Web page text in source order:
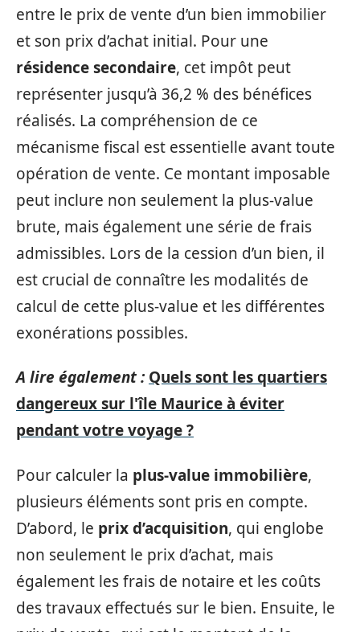
entre le prix de vente d’un bien immobilier
et son prix d’achat initial. Pour une
résidence secondaire, cet impôt peut
représenter jusqu’à 36,2 % des bénéfices
réalisés. La compréhension de ce
mécanisme fiscal est essentielle avant toute
opération de vente. Ce montant imposable
peut inclure non seulement la plus-value
brute, mais également une série de frais
admissibles. Lors de la cession d’un bien, il
est crucial de connaître les modalités de
calcul de cette plus-value et les différentes
exonérations possibles.
A lire également : Quels sont les quartiers
dangereux sur l'île Maurice à éviter
pendant votre voyage ?
Pour calculer la plus-value immobilière,
plusieurs éléments sont pris en compte.
D’abord, le prix d’acquisition, qui englobe
non seulement le prix d’achat, mais
également les frais de notaire et les coûts
des travaux effectués sur le bien. Ensuite, le